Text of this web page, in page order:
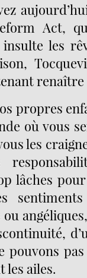
Act,
les
renaître
propres
où vous
les
lâches
pouvons
les ailes.